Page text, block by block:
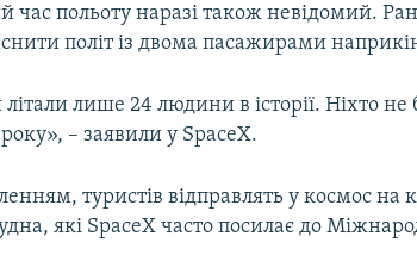
час польоту наразі також невідомий.
політ із двома пасажирами
лише 24 людини в історії. Ніхто не
– заявили у SpaceX.
туристів відправлять у космос на
які SpaceX часто посилає до